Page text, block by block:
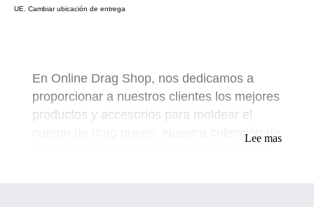
UE. Cambiar ubicación de entrega
En Online Drag Shop, nos dedicamos a
proporcionar a nuestros clientes los mejores
productos y accesorios para moldear el
cuerpo de drag queen. Nuestra colección de
Lee mas